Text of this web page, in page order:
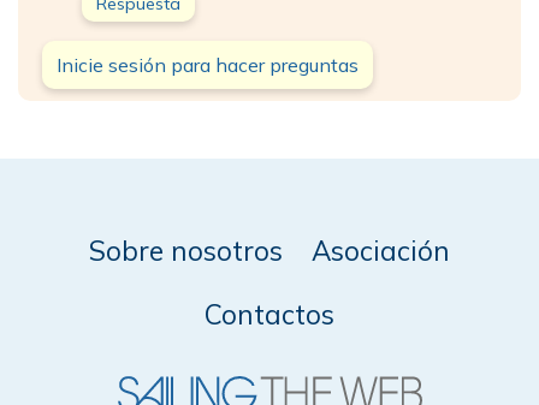
Inicie sesión para hacer preguntas
Sobre nosotros
Asociación
Contactos